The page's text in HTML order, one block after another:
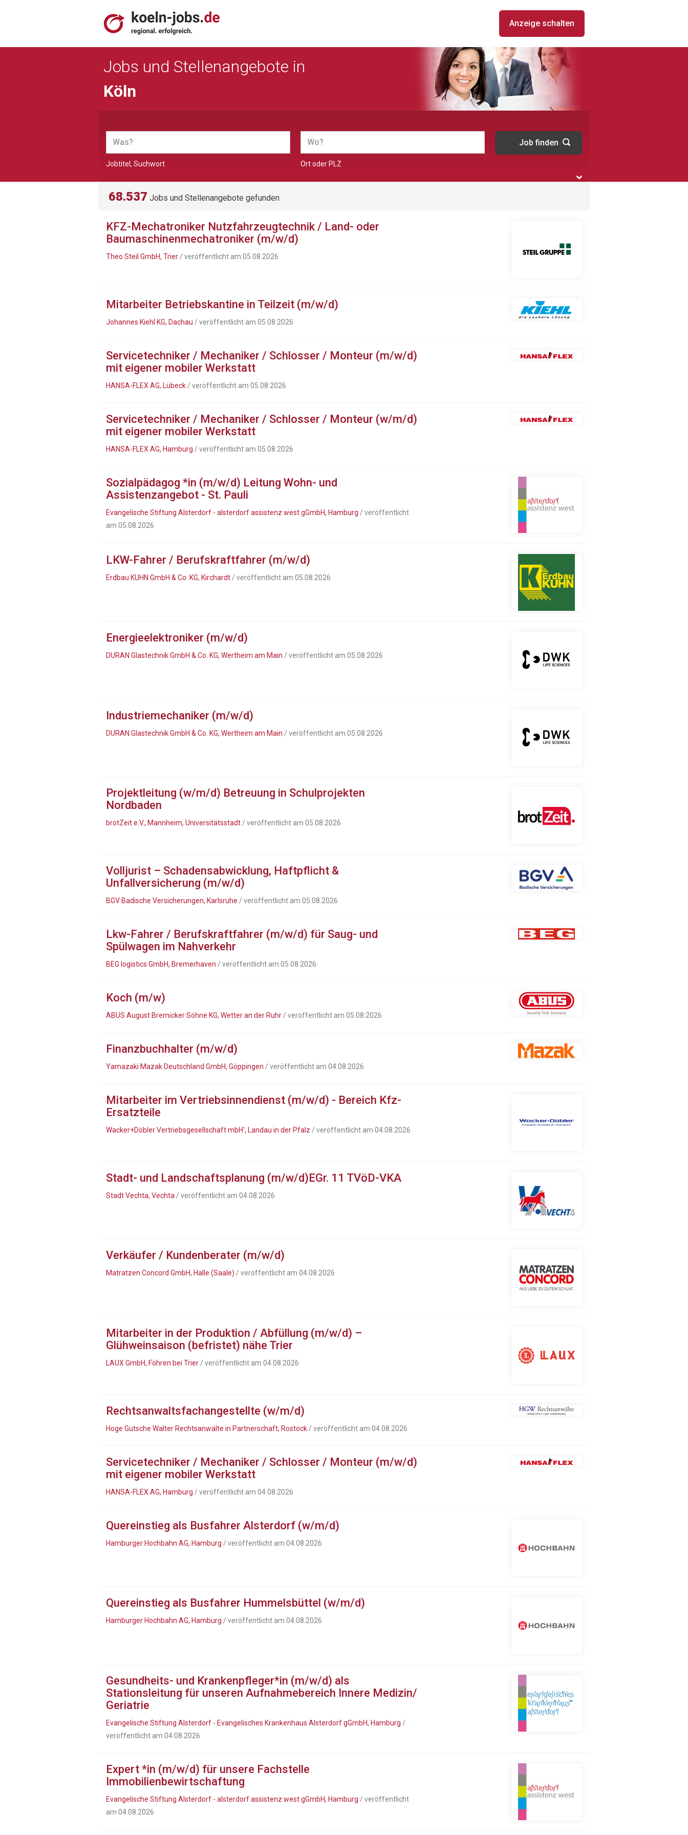
Anzeige schalten
Jobs und Stellenangebote in
Köln
Jobtitel, Suchwort Ort oder PLZ
68.537 Jobs und Stellenangebote gefunden
KFZ-Mechatroniker Nutzfahrzeugtechnik / Land- oder
Baumaschinenmechatroniker (m/w/d)
Theo Steil GmbH, Trier / veröffentlicht am 05.08.2026
Mitarbeiter Betriebskantine in Teilzeit (m/w/d)
Johannes Kiehl KG, Dachau / veröffentlicht am 05.08.2026
Servicetechniker / Mechaniker / Schlosser / Monteur (m/w/d)
mit eigener mobiler Werkstatt
HANSA-FLEX AG, Lübeck / veröffentlicht am 05.08.2026
Servicetechniker / Mechaniker / Schlosser / Monteur (w/m/d)
mit eigener mobiler Werkstatt
HANSA-FLEX AG, Hamburg / veröffentlicht am 05.08.2026
Sozialpädagog *in (m/w/d) Leitung Wohn- und
Assistenzangebot - St. Pauli
Evangelische Stiftung Alsterdorf - alsterdorf assistenz west gGmbH, Hamburg / veröffentlicht
am 05.08.2026
LKW-Fahrer / Berufskraftfahrer (m/w/d)
Erdbau KUHN GmbH & Co. KG, Kirchardt/ veröffentlicht am 05.08.2026
Energieelektroniker (m/w/d)
DURAN Glastechnik GmbH & Co. KG, Wertheim am Main / veröffentlicht am 05.08.2026
Industriemechaniker (m/w/d)
DURAN Glastechnik GmbH & Co. KG, Wertheim am Main / veröffentlicht am 05.08.2026
Projektleitung (w/m/d) Betreuung in Schulprojekten
Nordbaden
brotZeit e.V., Mannheim, Universitätsstadt/ veröffentlicht am 05.08.2026
Volljurist – Schadensabwicklung, Haftpflicht &
Unfallversicherung (m/w/d)
BGV Badische Versicherungen, Karlsruhe / veröffentlicht am 05.08.2026
Lkw-Fahrer / Berufskraftfahrer (m/w/d) für Saug- und
Spülwagen im Nahverkehr
BEG logistics GmbH, Bremerhaven / veröffentlicht am 05.08.2026
Koch (m/w)
ABUS August Bremicker Söhne KG, Wetter an der Ruhr / veröffentlicht am 05.08.2026
Finanzbuchhalter (m/w/d)
Yamazaki Mazak Deutschland GmbH, Göppingen / veröffentlicht am 04.08.2026
Mitarbeiter im Vertriebsinnendienst (m/w/d) - Bereich Kfz-
Ersatzteile
Wacker+Döbler Vertriebsgesellschaft mbH', Landau in der Pfalz / veröffentlicht am 04.08.2026
Stadt- und Landschaftsplanung (m/w/d)EGr. 11 TVöD-VKA
Stadt Vechta, Vechta / veröffentlicht am 04.08.2026
Verkäufer / Kundenberater (m/w/d)
Matratzen Concord GmbH, Halle (Saale) / veröffentlicht am 04.08.2026
Mitarbeiter in der Produktion / Abfüllung (m/w/d) –
Glühweinsaison (befristet) nähe Trier
LAUX GmbH, Föhren bei Trier / veröffentlicht am 04.08.2026
Rechtsanwaltsfachangestellte (w/m/d)
Hoge Gutsche Walter Rechtsanwälte in Partnerschaft, Rostock / veröffentlicht am 04.08.2026
Servicetechniker / Mechaniker / Schlosser / Monteur (m/w/d)
mit eigener mobiler Werkstatt
HANSA-FLEX AG, Hamburg / veröffentlicht am 04.08.2026
Quereinstieg als Busfahrer Alsterdorf (w/m/d)
Hamburger Hochbahn AG, Hamburg / veröffentlicht am 04.08.2026
Quereinstieg als Busfahrer Hummelsbüttel (w/m/d)
Hamburger Hochbahn AG, Hamburg / veröffentlicht am 04.08.2026
Gesundheits- und Krankenpfleger*in (m/w/d) als
Stationsleitung für unseren Aufnahmebereich Innere Medizin/
Geriatrie
Evangelische Stiftung Alsterdorf - Evangelisches Krankenhaus Alsterdorf gGmbH, Hamburg /
veröffentlicht am 04.08.2026
Expert *in (m/w/d) für unsere Fachstelle
Immobilienbewirtschaftung
Evangelische Stiftung Alsterdorf - alsterdorf assistenz west gGmbH, Hamburg / veröffentlicht
am 04.08.2026